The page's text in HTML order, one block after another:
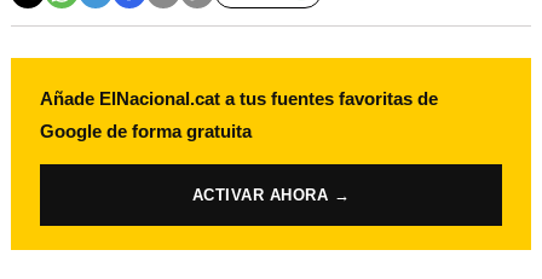
Añade ElNacional.cat a tus fuentes favoritas de
Google de forma gratuita
ACTIVAR AHORA →